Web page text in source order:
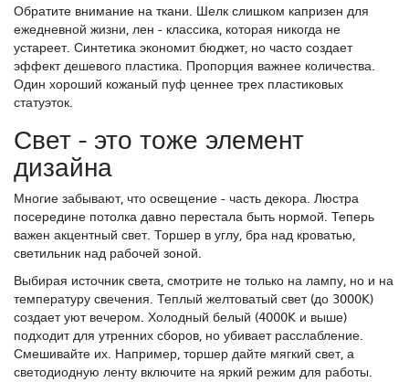
Обратите внимание на ткани. Шелк слишком капризен для
ежедневной жизни, лен - классика, которая никогда не
устареет. Синтетика экономит бюджет, но часто создает
эффект дешевого пластика. Пропорция важнее количества.
Один хороший кожаный пуф ценнее трех пластиковых
статуэток.
Свет - это тоже элемент
дизайна
Многие забывают, что освещение - часть декора. Люстра
посередине потолка давно перестала быть нормой. Теперь
важен акцентный свет. Торшер в углу, бра над кроватью,
светильник над рабочей зоной.
Выбирая источник света, смотрите не только на лампу, но и на
температуру свечения. Теплый желтоватый свет (до 3000K)
создает уют вечером. Холодный белый (4000K и выше)
подходит для утренних сборов, но убивает расслабление.
Смешивайте их. Например, торшер дайте мягкий свет, а
светодиодную ленту включите на яркий режим для работы.